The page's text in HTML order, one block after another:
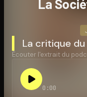
Ouvre l'app
La
La critique
Écouter l'extrait du
0:00